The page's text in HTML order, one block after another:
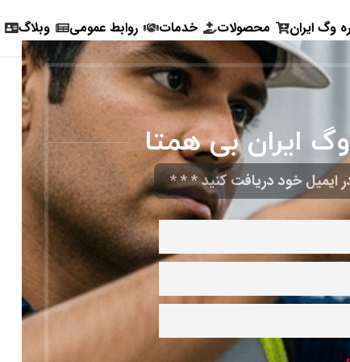
ایران بی همتا
ایمیل خود دریافت کنید * * *
وگ ایران محصولات خدمات روابط عمومی وبلاگ